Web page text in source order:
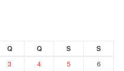
Q Q S
S
3 4 5
6